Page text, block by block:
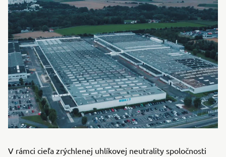
V rámci cieľa zrýchlenej uhlíkovej neutrality spoločnosti